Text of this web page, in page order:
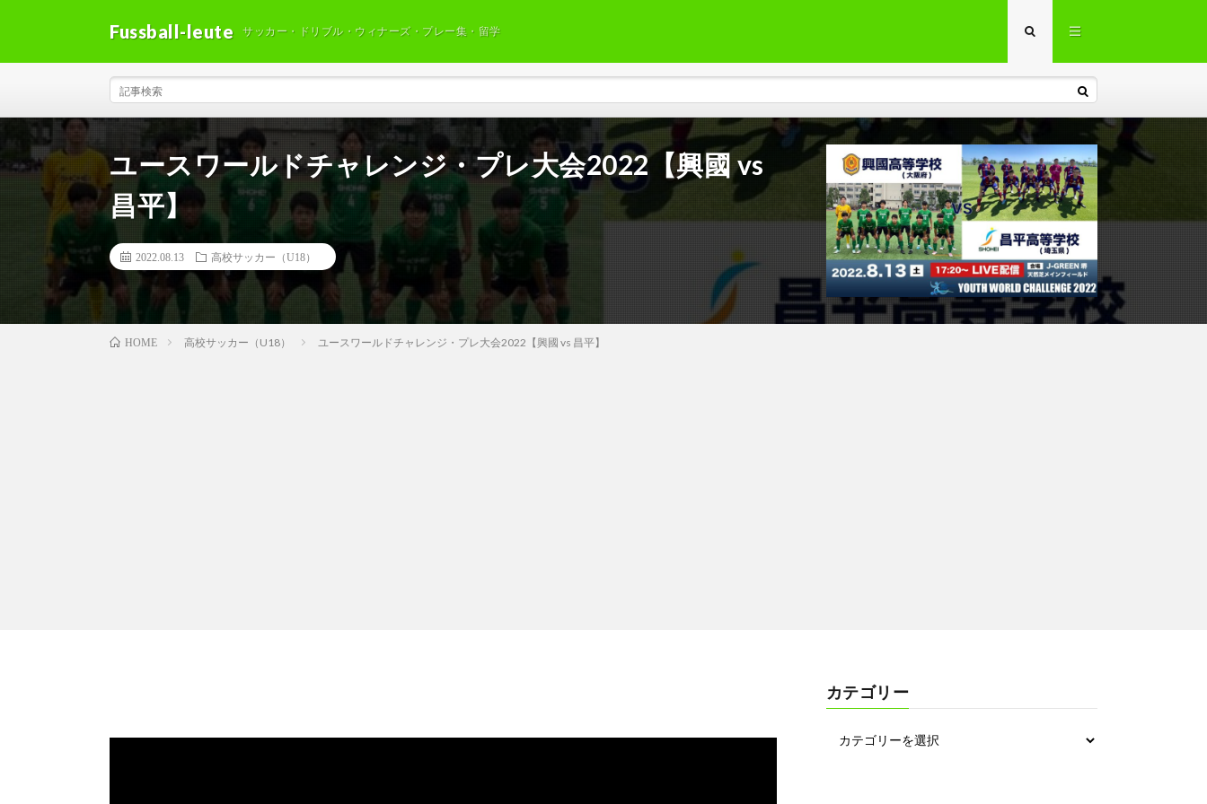
Fussball-leute サッカー・ドリブル・ウィナーズ・プレー集・留学
ユースワールドチャレンジ・プレ大会2022【興國 vs
昌平】
2022.08.13 高校サッカー（U18）
HOME 高校サッカー（U18） ユースワールドチャレンジ・プレ大会2022【興國 vs 昌平】
カテゴリー